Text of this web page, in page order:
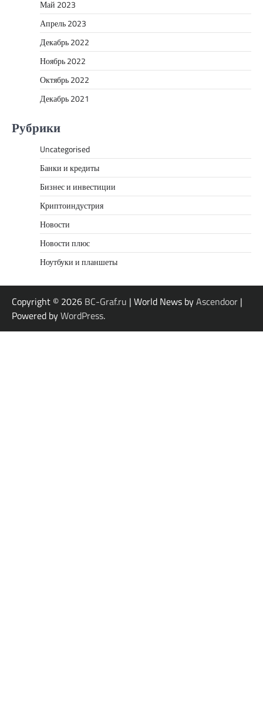
Май 2023
Апрель 2023
Декабрь 2022
Ноябрь 2022
Октябрь 2022
Декабрь 2021
Рубрики
Uncategorised
Банки и кредиты
Бизнес и инвестиции
Криптоиндустрия
Новости
Новости плюс
Ноутбуки и планшеты
Copyright © 2026 BC-Graf.ru | World News byAscendoor |
Powered byWordPress.